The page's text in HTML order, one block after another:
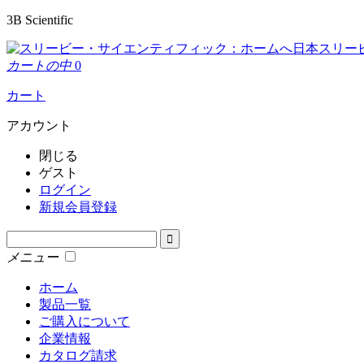
3B Scientific
日本スリー
カートの中 0
カート
アカウント
閉じる
ゲスト
ログイン
新規会員登録
メニュー
ホーム
製品一覧
ご購入について
企業情報
カタログ請求